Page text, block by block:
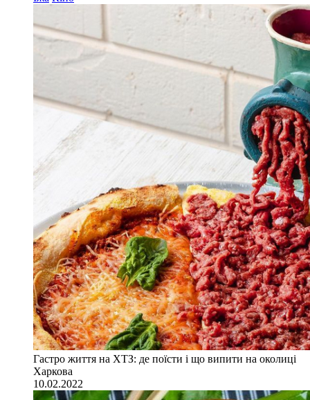
Гастро життя на ХТЗ: де поїсти і що випити на околиці
Харкова
10.02.2022